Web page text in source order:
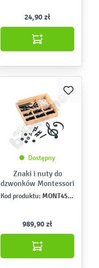
24,90 zł
Dostępny
Znaki i nuty do
dzwonków Montessori
Kod produktu: MONT457633
989,90 zł